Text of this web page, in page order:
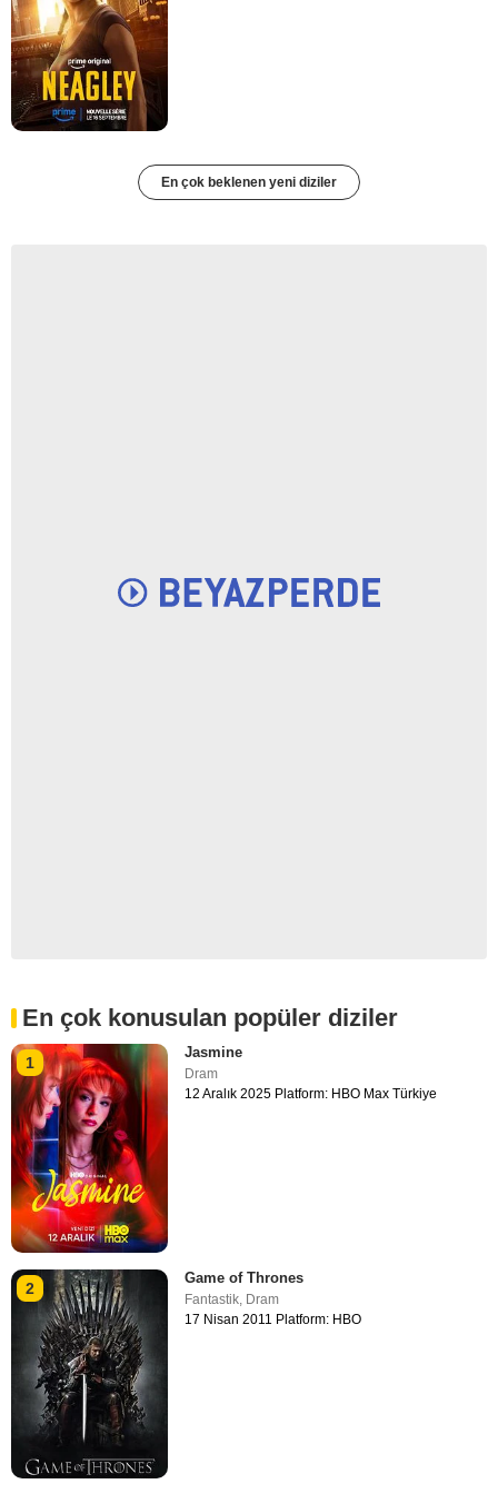
En çok beklenen yeni diziler
En çok konusulan popüler diziler
1
Jasmine
Dram
12 Aralık 2025 Platform: HBO Max Türkiye
2
Game of Thrones
Fantastik, Dram
17 Nisan 2011 Platform: HBO